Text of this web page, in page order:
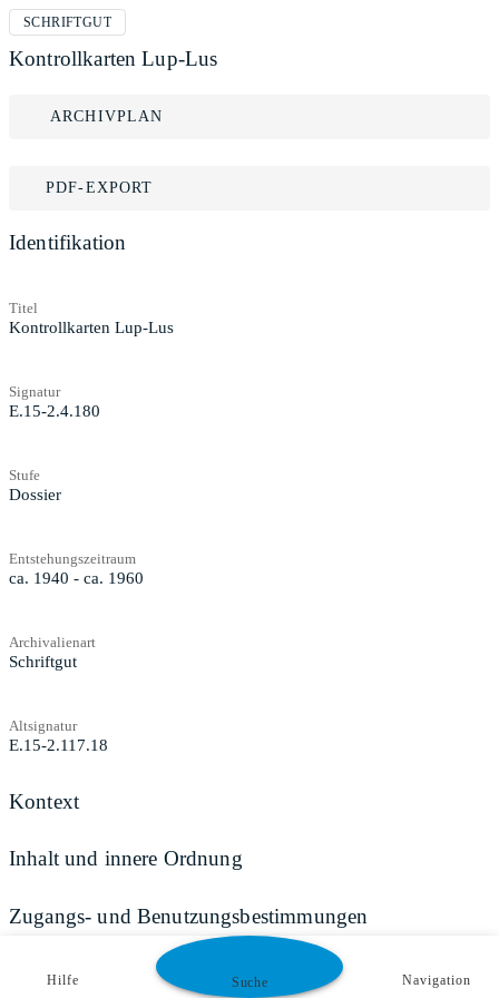
SCHRIFTGUT
Kontrollkarten Lup-Lus
ARCHIVPLAN
PDF-EXPORT
Identifikation
Titel
Kontrollkarten Lup-Lus
Signatur
E.15-2.4.180
Stufe
Dossier
Entstehungszeitraum
ca. 1940 - ca. 1960
Archivalienart
Schriftgut
Altsignatur
E.15-2.117.18
Kontext
Inhalt und innere Ordnung
Zugangs- und Benutzungsbestimmungen
Hilfe Suche Navigation